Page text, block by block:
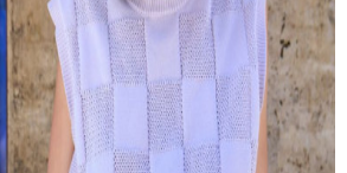
Most már mindent
megbántam
sodródni? És milyen kérdések
fejében egy autóbaleset után?
Kemény Zsófival.